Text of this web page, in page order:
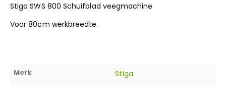
Stiga SWS 800 Schuifblad veegmachine
Voor 80cm werkbreedte.
Merk Stiga